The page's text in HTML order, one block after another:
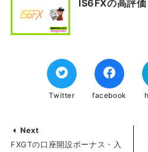
IS6FXの高評
Twitter facebook
Next
FXGTの口座開設ボーナス・入